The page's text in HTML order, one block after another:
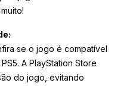
se o jogo é compatível
A PlayStation Store
do jogo, evitando